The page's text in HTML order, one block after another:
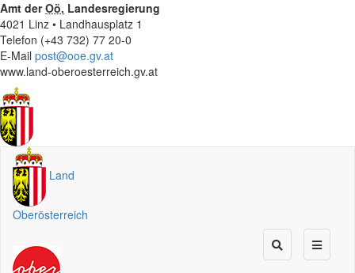
Amt derOö. Landesregierung
4021 Linz • Landhausplatz 1
Telefon (+43 732) 77 20-0
E-Mail post@ooe.gv.at
www.land-oberoesterreich.gv.at
Land
Oberösterreich